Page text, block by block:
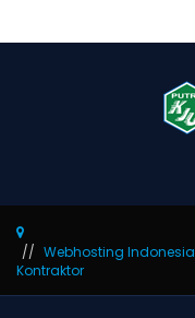
Webhosting Indonesia
Kontraktor